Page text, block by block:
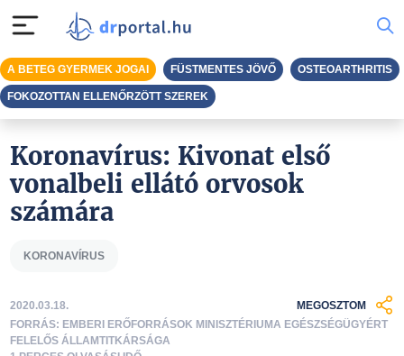
Koronavírus: Kivonat első
vonalbeli ellátó orvosok
számára
KORONAVÍRUS
2020.03.18.
FORRÁS: EMBERI ERŐFORRÁSOK MINISZTÉRIUMA EGÉSZSÉGÜGYÉRT
FELELŐS ÁLLAMTITKÁRSÁGA
MEGOSZTOM
A BETEG GYERMEK JOGAI FÜSTMENTES JÖVŐ OSTEOARTHRITIS
FOKOZOTTAN ELLENŐRZÖTT SZEREK